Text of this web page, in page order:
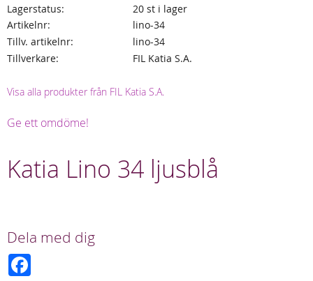
Lagerstatus
20 st i lager
Artikelnr
lino-34
Tillv. artikelnr
lino-34
Tillverkare
FIL Katia S.A.
Visa alla produkter från FIL Katia S.A.
Ge ett omdöme!
Katia Lino 34 ljusblå
Dela med dig